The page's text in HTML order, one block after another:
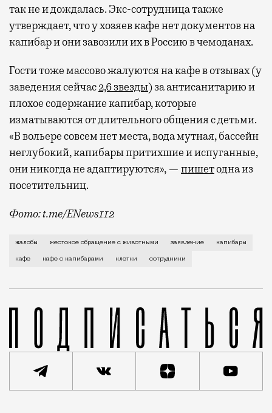
так не и дождалась. Экс-сотрудница также
утверждает, что у хозяев кафе нет документов на
капибар и они завозили их в Россию в чемоданах.
Гости тоже массово жалуются на кафе в отзывах (у
заведения сейчас2,6 звезды) за антисанитарию и
плохое содержание капибар, которые
изматываются от длительного общения с детьми.
«В вольере совсем нет места, вода мутная, бассейн
неглубокий, капибары притихшие и испуганные,
они никогда не адаптируются», — пишетодна из
посетительниц.
Фото: t.me/ENews112
С момента открытия нового контактного кафе с
жалобы жестокое обращение с животными заявление капибары
кафе кафе с капибарами клетки сотрудники